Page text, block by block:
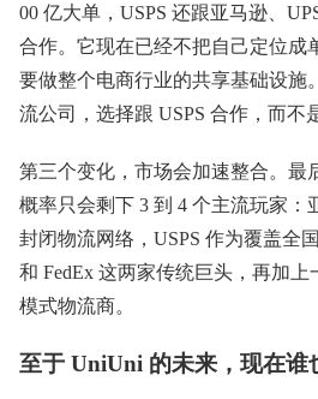
00 亿大单，USPS 还跟亚马逊、
合作。它现在已经不把自己定位成
要做整个电商行业的共享基础设施
流公司，选择跟 USPS 合作，而不
第三个变化，市场会加速整合。最
概率只会剩下 3 到 4 个主流玩家：
封闭物流网络，USPS 作为覆盖全
和 FedEx 这两家传统巨头，再加
模式物流商。
至于 UniUni 的未来，现在谁